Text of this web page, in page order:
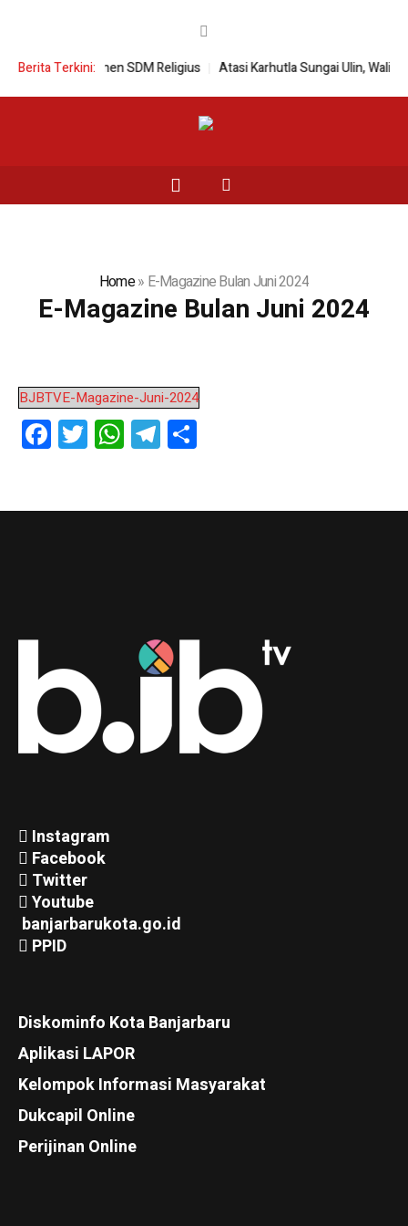
Berita Terkini:Komitmen SDM Religius Atasi Karhutla Sungai Ulin, Wali
Home» E-Magazine Bulan Juni 2024
E-Magazine Bulan Juni 2024
BJBTVE-Magazine-Juni-2024
Facebook
Twitter
WhatsApp
Telegram
Instagram
Facebook
Twitter
Youtube
banjarbarukota.go.id
PPID
Diskominfo Kota Banjarbaru
Aplikasi LAPOR
Kelompok Informasi Masyarakat
Dukcapil Online
Perijinan Online